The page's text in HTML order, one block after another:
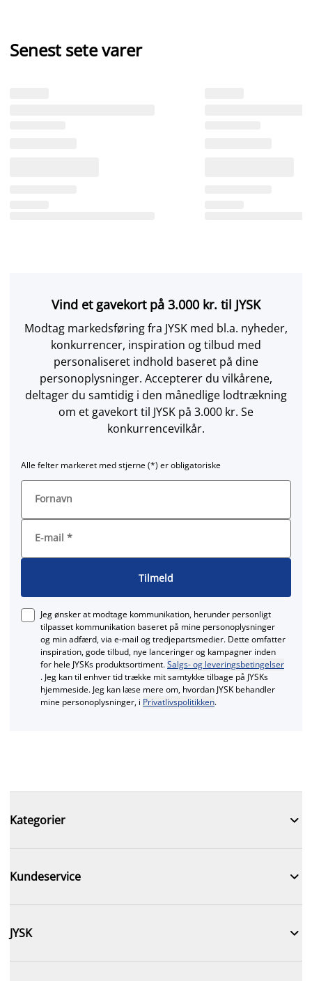
Senest sete varer
Vind et gavekort på 3.000 kr. til JYSK
Modtag markedsføring fra JYSK med bl.a. nyheder,
konkurrencer, inspiration og tilbud med
personaliseret indhold baseret på dine
personoplysninger. Accepterer du vilkårene,
deltager du samtidig i den månedlige lodtrækning
om et gavekort til JYSK på 3.000 kr. Se
konkurrencevilkår.
Alle felter markeret med stjerne (*) er obligatoriske
Fornavn
E-mail *
Tilmeld
Jeg ønsker at modtage kommunikation, herunder personligt
tilpasset kommunikation baseret på mine personoplysninger
og min adfærd, via e‑mail og tredjepartsmedier. Dette omfatter
inspiration, gode tilbud, nye lanceringer og kampagner inden
for hele JYSKs produktsortiment.Salgs- og leveringsbetingelser
. Jeg kan til enhver tid trække mit samtykke tilbage på JYSKs
hjemmeside. Jeg kan læse mere om, hvordan JYSK behandler
mine personoplysninger, i Privatlivspolitikken.
Kategorier 
Kundeservice 
JYSK 